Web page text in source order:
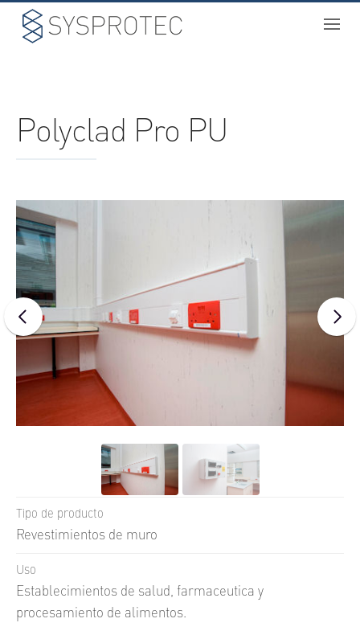
PROYECTOS
CATÁLOGO
ONE
CUBE
TECH
WALL
Polyclad Pro PU
Tipo de producto
Revestimientos de muro
Uso
Establecimientos de salud, farmaceutica y
procesamiento de alimentos.